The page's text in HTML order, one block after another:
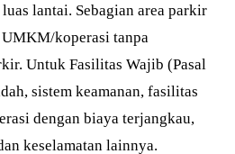
lantai. Sebagian area parkir
koperasi tanpa
Untuk Fasilitas Wajib (Pasal
sistem keamanan, fasilitas
dengan biaya terjangkau,
keselamatan lainnya.